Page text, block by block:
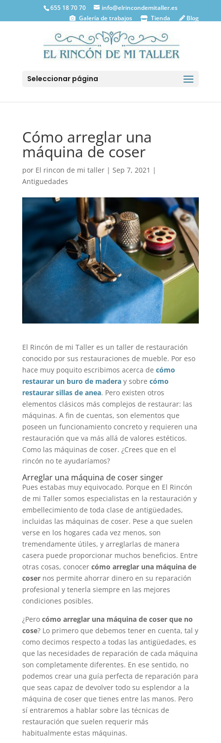
655 18 70 70
info@elrincondemitaller.es
Galería de trabajos
Tienda Blog
Seleccionar página
Cómo arreglar una
máquina de coser
por El rincon de mi taller| Sep 7, 2021 |
Antiguedades
El Rincón de mi Taller es un taller de restauración
conocido por sus restauraciones de mueble. Por eso
hace muy poquito escribimos acerca de cómo
restaurar un buro de maderay sobre cómo
restaurar sillas de anea. Pero existen otros
elementos clásicos más complejos de restaurar: las
máquinas. A fin de cuentas, son elementos que
poseen un funcionamiento concreto y requieren una
restauración que va más allá de valores estéticos.
Como las máquinas de coser. ¿Crees que en el
rincón no te ayudaríamos?
Arreglar una máquina de coser singer
Pues estabas muy equivocado. Porque en El Rincón
de mi Taller somos especialistas en la restauración y
embellecimiento de toda clase de antigüedades,
incluidas las máquinas de coser. Pese a que suelen
verse en los hogares cada vez menos, son
tremendamente útiles, y arreglarlas de manera
casera puede proporcionar muchos beneficios. Entre
otras cosas, conocer cómo arreglar una máquina de
cosernos permite ahorrar dinero en su reparación
profesional y tenerla siempre en las mejores
condiciones posibles.
¿Pero cómo arreglar una máquina de coser que no
cose? Lo primero que debemos tener en cuenta, tal y
como decimos respecto a todas las antigüedades, es
que las necesidades de reparación de cada máquina
son completamente diferentes. En ese sentido, no
podemos crear una guía perfecta de reparación para
que seas capaz de devolver todo su esplendor a la
máquina de coser que tienes entre las manos. Pero
sí entraremos a hablar sobre las técnicas de
restauración que suelen requerir más
habitualmente estas máquinas.